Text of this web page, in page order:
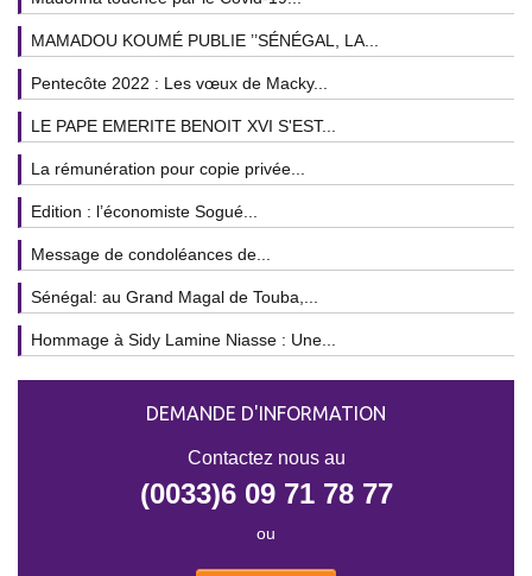
MAMADOU KOUMÉ PUBLIE ’’SÉNÉGAL, LA...
Pentecôte 2022 : Les vœux de Macky...
LE PAPE EMERITE BENOIT XVI S'EST...
La rémunération pour copie privée...
Edition : l’économiste Sogué...
Message de condoléances de...
Sénégal: au Grand Magal de Touba,...
Hommage à Sidy Lamine Niasse : Une...
DEMANDE D'INFORMATION
Contactez nous au
(0033)6 09 71 78 77
ou